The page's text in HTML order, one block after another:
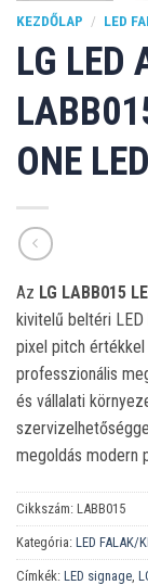
KEZDŐLAP / LED
LG LED
ONE
Az LG LABB015
kivitelű beltéri LED
pixel pitch
professzionális
és vállalati
megoldás modern
Cikkszám: LABB015
Kategória: LED FALAK/
Címkék: LED signage